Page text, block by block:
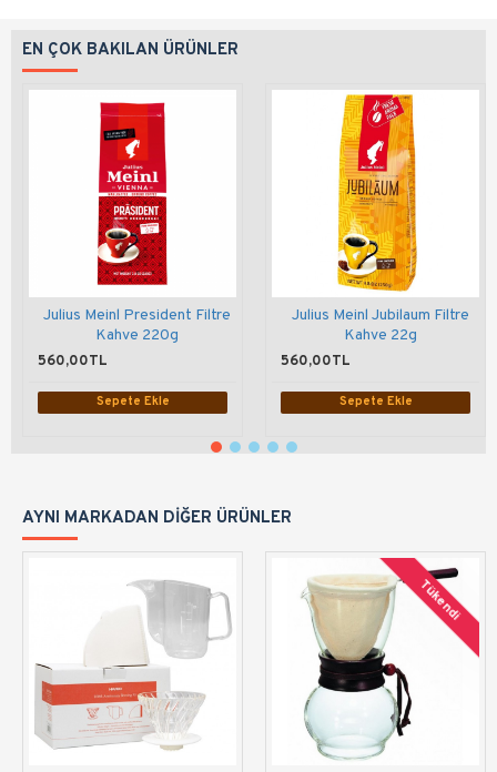
EN ÇOK BAKILAN ÜRÜNLER
Julius Meinl President Filtre
Kahve 220g
560,00TL
Sepete Ekle
Julius Meinl Jubilaum Filtre
Kahve 22g
560,00TL
Sepete Ekle
AYNI MARKADAN DIĞER ÜRÜNLER
Tükendi